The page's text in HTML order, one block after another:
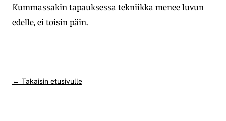
Kummassakin tapauksessa tekniikka menee luvun
edelle, ei toisin päin.
← Takaisin etusivulle